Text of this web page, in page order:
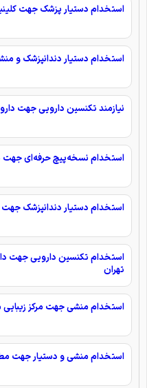
استخدام دستیار پزشک جهت
استخدام دستیار دندانپزشک و
نیازمند تکنسین دارویی جهت
استخدام نسخه‌پیچ حرفه‌ای جهت
استخدام دستیار دندانپزشک
استخدام تکنسین دارویی جهت
تهران
استخدام منشی جهت مرکز زیبایی
استخدام منشی و دستیار جهت